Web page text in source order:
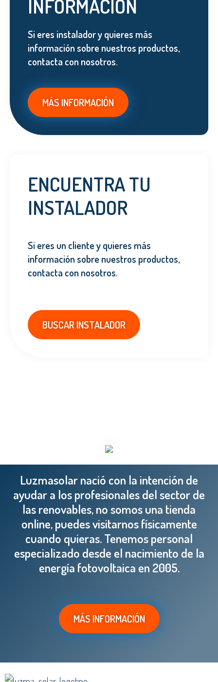
INFORMACIÓN
Si eres instalador y quieres más
información sobre nuestros productos,
contacta con nosotros.
MÁS INFORMACIÓN
ENCUENTRA TU
INSTALADOR
Si eres un cliente y quieres más
información sobre nuestros productos,
contacta con nosotros.
BUSCAR INSTALADOR
Luzmasolar nació con la intención de
ayudar a los profesionales del sector de
las renovables, no somos una tienda
online, puedes visitarnos físicamente
cuando quieras. Tenemos personal
especializado desde el nacimiento de la
energía fotovoltaica en 2005.
MÁS INFORMACIÓN